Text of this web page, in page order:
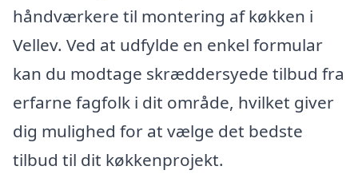
håndværkere til montering af køkken i
Vellev. Ved at udfylde en enkel formular
kan du modtage skræddersyede tilbud fra
erfarne fagfolk i dit område, hvilket giver
dig mulighed for at vælge det bedste
tilbud til dit køkkenprojekt.